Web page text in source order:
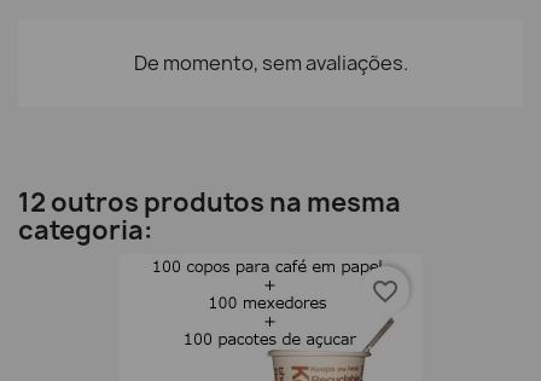
De momento, sem avaliações.
12 outros produtos na mesma
categoria:
favorite_border